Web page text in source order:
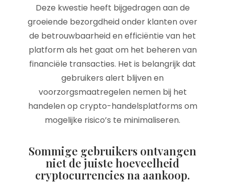
Deze kwestie heeft bijgedragen aan de
groeiende bezorgdheid onder klanten over
de betrouwbaarheid en efficiëntie van het
platform als het gaat om het beheren van
financiële transacties. Het is belangrijk dat
gebruikers alert blijven en
voorzorgsmaatregelen nemen bij het
handelen op crypto-handelsplatforms om
mogelijke risico’s te minimaliseren.
Sommige gebruikers ontvangen
niet de juiste hoeveelheid
cryptocurrencies na aankoop.